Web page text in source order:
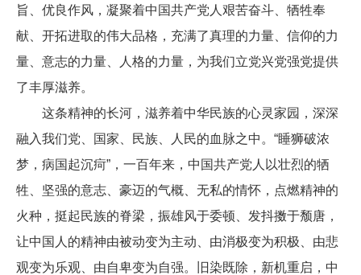
旨、优良作风，凝聚着中国共产党人艰苦奋斗、牺牲奉
献、开拓进取的伟大品格，充满了真理的力量、信仰的力
量、意志的力量、人格的力量，为我们立党兴党强党提供
了丰厚滋养。
这条精神的长河，滋养着中华民族的心灵家园，深深
融入我们党、国家、民族、人民的血脉之中。“睡狮破浓
梦，病国起沉疴”，一百年来，中国共产党人以壮烈的牺
牲、坚强的意志、豪迈的气概、无私的情怀，点燃精神的
火种，挺起民族的脊梁，振雄风于委顿、发抖擞于颓唐，
让中国人的精神由被动变为主动、由消极变为积极、由悲
观变为乐观、由自卑变为自强。旧染既除，新机重启，中